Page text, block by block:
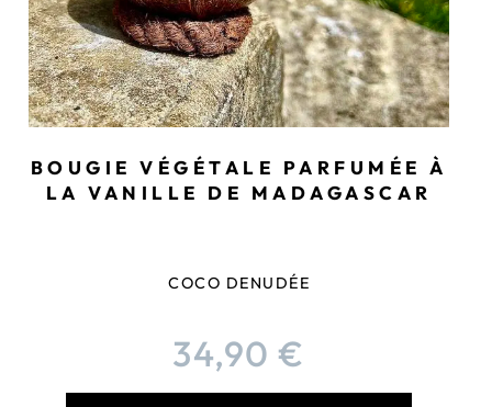
BOUGIE VÉGÉTALE PARFUMÉE À
LA VANILLE DE MADAGASCAR
COCO DENUDÉE
34,90€